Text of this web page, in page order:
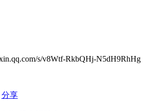
s/v8Wtf-RkbQHj-N5dH9RhHg
分享